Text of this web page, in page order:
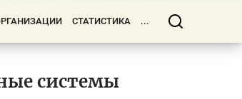
СТАТИСТИКА ...
системы